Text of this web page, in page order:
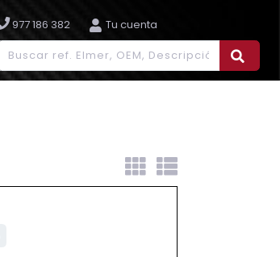
977 186 382 Tu cuenta